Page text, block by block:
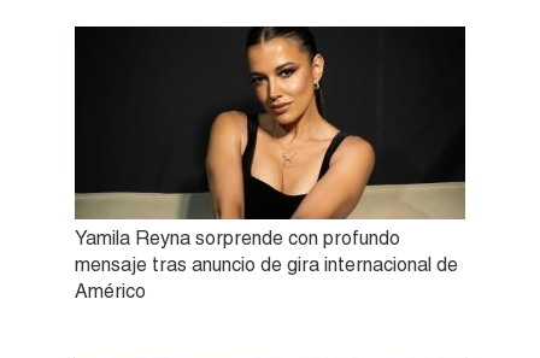
Yamila Reyna sorprende con profundo
mensaje tras anuncio de gira internacional de
Américo